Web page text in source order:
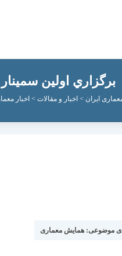
برگزاري اولین
ایران > اخبار و مقالات > اخبار
موضوعی:همایش معماری